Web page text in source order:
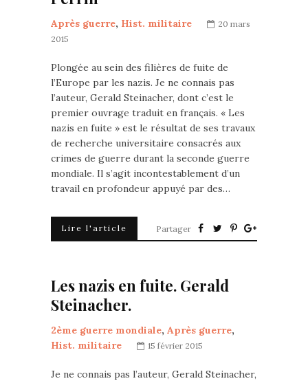
Après guerre, Hist. militaire
20 mars
2015
Plongée au sein des filières de fuite de
l’Europe par les nazis. Je ne connais pas
l’auteur, Gerald Steinacher, dont c’est le
premier ouvrage traduit en français. « Les
nazis en fuite » est le résultat de ses travaux
de recherche universitaire consacrés aux
crimes de guerre durant la seconde guerre
mondiale. Il s’agit incontestablement d’un
travail en profondeur appuyé par des…
Lire l'article Partager
Les nazis en fuite. Gerald
Steinacher.
2ème guerre mondiale, Après guerre,
Hist. militaire
15 février 2015
Je ne connais pas l’auteur, Gerald Steinacher,